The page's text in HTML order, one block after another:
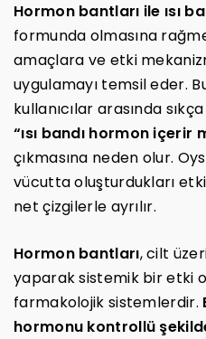
Hormon bantları ile ısı
formunda olmasına
amaçlara ve etki
uygulamayı temsil eder.
kullanıcılar arasında
“ısı bandı hormon içerir
çıkmasına neden olur.
vücutta oluşturdukları
net çizgilerle ayrılır.
Hormon bantları, cilt
yaparak sistemik bir etki
farmakolojik sistemlerdir.
hormonu kontrollü